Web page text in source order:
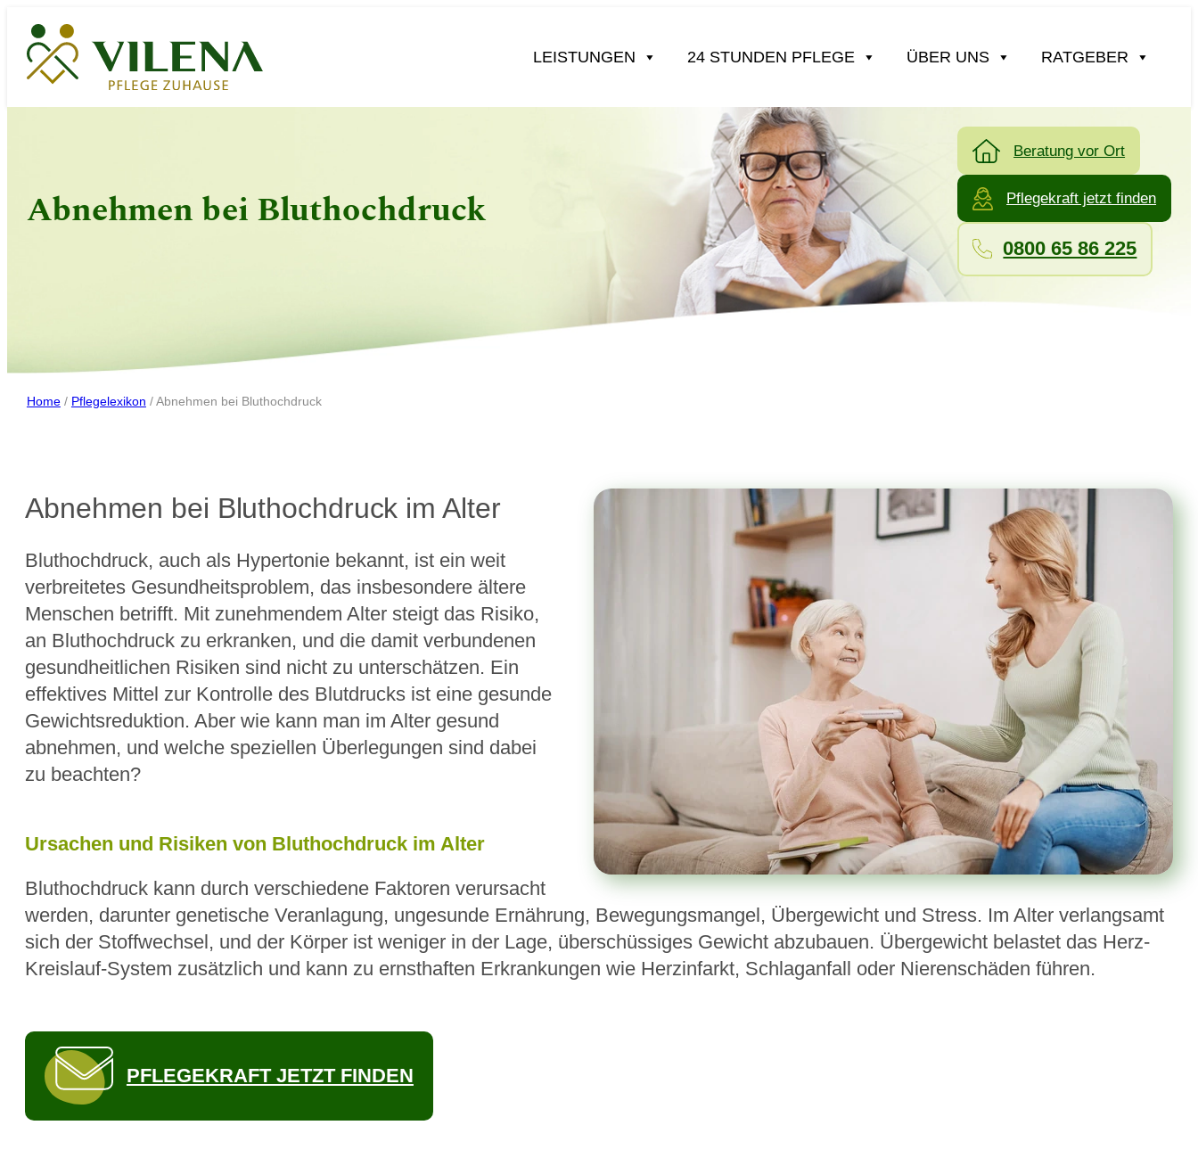
Zum
Inhalt
springen
LEISTUNGEN 24 STUNDEN PFLEGE ÜBER UNS RATGEBER
Abnehmen bei Bluthochdruck
Beratung vor Ort
Pflegekraft jetzt finden
0800 65 86 225
Home/ Pflegelexikon / Abnehmen bei Bluthochdruck
Abnehmen bei Bluthochdruck im Alter
Bluthochdruck, auch als Hypertonie bekannt, ist ein weit
verbreitetes Gesundheitsproblem, das insbesondere ältere
Menschen betrifft. Mit zunehmendem Alter steigt das Risiko,
an Bluthochdruck zu erkranken, und die damit verbundenen
gesundheitlichen Risiken sind nicht zu unterschätzen. Ein
effektives Mittel zur Kontrolle des Blutdrucks ist eine gesunde
Gewichtsreduktion. Aber wie kann man im Alter gesund
abnehmen, und welche speziellen Überlegungen sind dabei
zu beachten?
Ursachen und Risiken von Bluthochdruck im Alter
Bluthochdruck kann durch verschiedene Faktoren verursacht
werden, darunter genetische Veranlagung, ungesunde Ernährung, Bewegungsmangel, Übergewicht und Stress. Im Alter verlangsamt
sich der Stoffwechsel, und der Körper ist weniger in der Lage, überschüssiges Gewicht abzubauen. Übergewicht belastet das Herz-
Kreislauf-System zusätzlich und kann zu ernsthaften Erkrankungen wie Herzinfarkt, Schlaganfall oder Nierenschäden führen.
PFLEGEKRAFT JETZT FINDEN